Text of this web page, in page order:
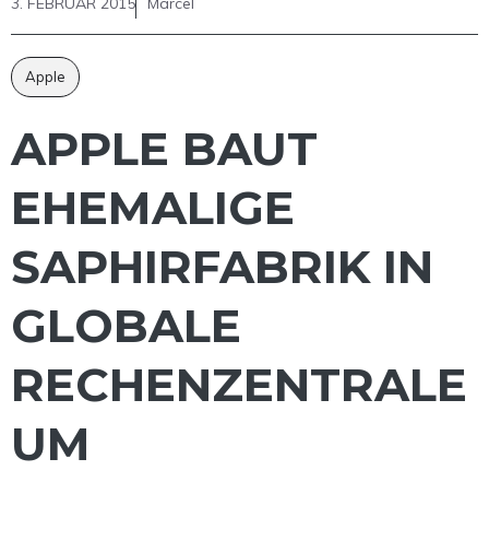
Apple
APPLE BAUT
EHEMALIGE
SAPHIRFABRIK IN
GLOBALE
RECHENZENTRALE
UM